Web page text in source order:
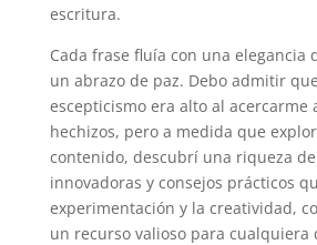
escritura.
Cada frase fluía con una elegancia
un abrazo de paz. Debo admitir
escepticismo era alto al acercarme
hechizos, pero a medida que
contenido, descubrí una riqueza
innovadoras y consejos prácticos
experimentación y la creatividad,
un recurso valioso para cualquiera